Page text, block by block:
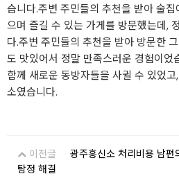
습니다.주변 주민들의 추천을 받아 술
으며 즐길 수 있는 가게를 방문했는데,
다.주변 주민들의 추천을 받아 방문한
도 맛있어서 정말 만족스러운 경험이었
함께 새로운 동방자들을 사귈 수 있었
소였습니다.
이전글
광주흥신소 처리비용 남
탐정 해결